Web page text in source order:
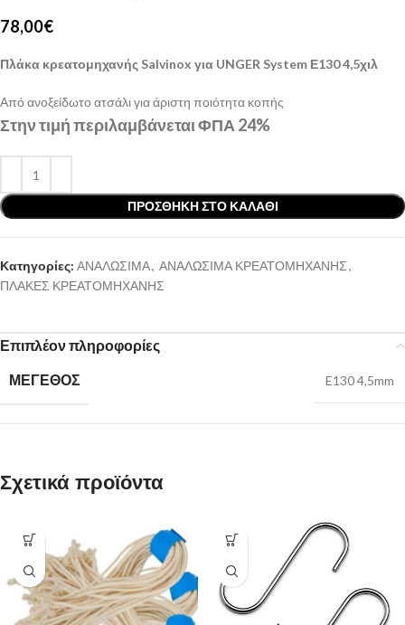
78,00€
Πλάκα κρεατομηχανής Salvinox για UNGER System Ε130 4,5χιλ
Από ανοξείδωτο ατσάλι για άριστη ποιότητα κοπής
Στην τιμή περιλαμβάνεται ΦΠΑ 24%
ΠΡΟΣΘΉΚΗ ΣΤΟ ΚΑΛΆΘΙ
Κατηγορίες: ΑΝΑΛΩΣΙΜΑ, ΑΝΑΛΩΣΙΜΑ ΚΡΕΑΤΟΜΗΧΑΝΗΣ,
ΠΛΑΚΕΣ ΚΡΕΑΤΟΜΗΧΑΝΗΣ
Επιπλέον πληροφορίες
ΜΕΓΕΘΟΣ
E130 4,5mm
Σχετικά προϊόντα